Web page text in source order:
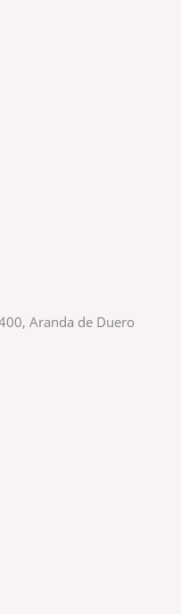
Aranda de Duero